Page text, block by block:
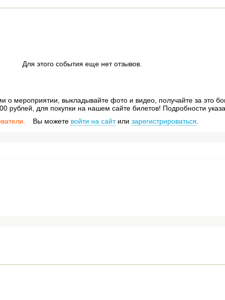
Для этого события еще нет отзывов.
о мероприятии, выкладывайте фото и видео, получайте за это
рублей, для покупки на нашем сайте билетов! Подробности
Вы можете войти на сайтили зарегистрироваться